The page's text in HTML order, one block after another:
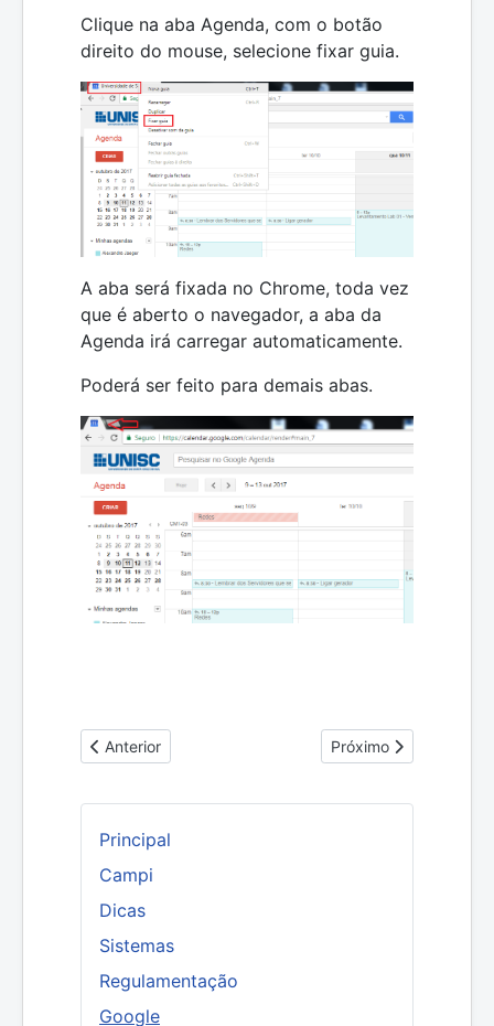
Principal
Campi
Dicas
Sistemas
Regulamentação
Google
Clique na aba Agenda, com o botão
direito do mouse, selecione fixar guia.
A aba será fixada no Chrome, toda vez
que é aberto o navegador, a aba da
Agenda irá carregar automaticamente.
Poderá ser feito para demais abas.
Artigo anterior: Dicas na Migração do Gmail
Anterior Próximo artigo:
Próximo